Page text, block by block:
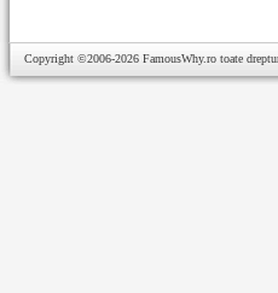
Copyright ©2006-2026 FamousWhy.ro toate